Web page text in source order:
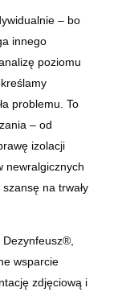
– bo
innego
poziomu
problemu. To
– od
izolacji
newralgicznych
na trwały
wsparcie
zdjęciową i